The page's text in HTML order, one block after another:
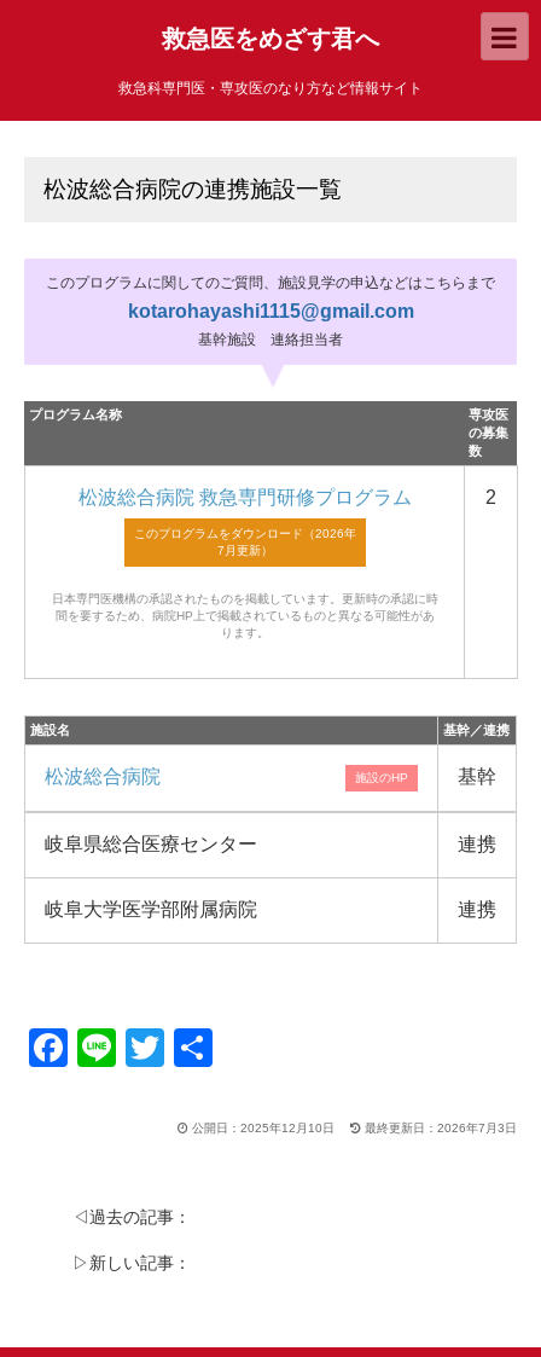
救急医をめざす君へ
救急科専門医・専攻医のなり方など情報サイト
松波総合病院の連携施設一覧
このプログラムに関してのご質問、施設見学の申込などはこちらまで
kotarohayashi1115@gmail.com
基幹施設 連絡担当者
プログラム名称
専攻医
の募集
数
松波総合病院 救急専門研修プログラム
日本専門医機構の承認されたものを掲載しています。 更新時の承認に時
間を要するため、病院HP上で掲載されているものと異なる可能性があ
ります。
2
施設名 基幹／連携
松波総合病院 基幹
岐阜県総合医療センター 連携
岐阜大学医学部附属病院 連携
F
b
o
Li
T
tt 公開日：2025年12月10日 最終更新日：2026年7月3日
◁過去の記事：
▷新しい記事：